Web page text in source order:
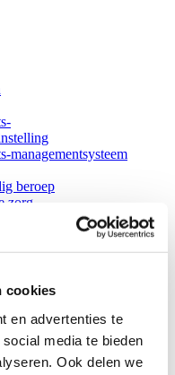
cookies
en advertenties te
media te bieden
Ook delen we
managementsysteem
beroep
zorg